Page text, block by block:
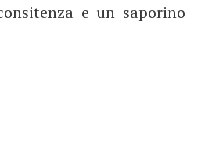
e un saporino